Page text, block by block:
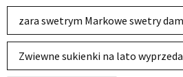
zara swetrym Markowe swetry
Zwiewne sukienki na lato